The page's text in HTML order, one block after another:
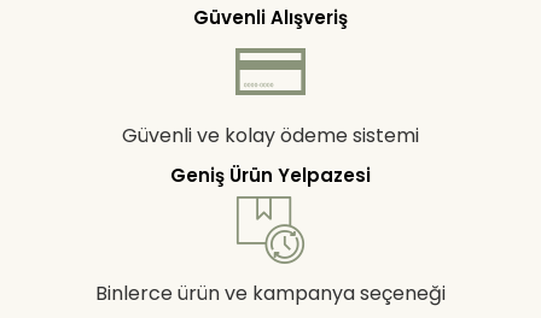
Güvenli Alışveriş
Güvenli ve kolay ödeme sistemi
Geniş Ürün Yelpazesi
Binlerce ürün ve kampanya seçeneği